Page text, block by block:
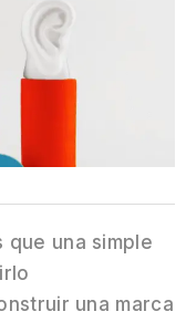
que una simple
una marca